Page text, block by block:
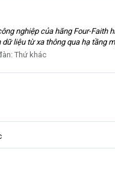
nghiệp của hãng Four-
liệu từ xa thông qua hạ tầng
Thứ khác